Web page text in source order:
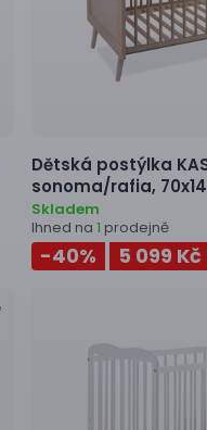
Dětská postýlka
sonoma/rafia,
Skladem
Ihned na 1 prodejně
-40% 5 099 Kč